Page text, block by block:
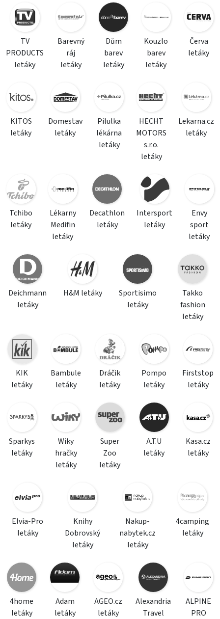
TV
PRODUCTS
letáky
Barevný
ráj
letáky
Dům
barev
letáky
Kouzlo
barev
letáky
Červa
letáky
KITOS
letáky
Domestav
letáky
Pilulka
lékárna
letáky
HECHT
MOTORS
s.r.o.
letáky
Lekarna.cz
letáky
Tchibo
letáky
Lékarny
Medifin
letáky
Decathlon
letáky
Intersport
letáky
Envy
sport
letáky
Deichmann
letáky
H&M letáky
Sportisimo
letáky
Takko
fashion
letáky
KIK
letáky
Bambule
letáky
Dráčik
letáky
Pompo
letáky
Firststop
letáky
Sparkys
letáky
Wiky
hračky
letáky
Super
Zoo
letáky
A.T.U
letáky
Kasa.cz
letáky
Elvia-Pro
letáky
Knihy
Dobrovský
letáky
Nakup-
nabytek.cz
letáky
4camping
letáky
4home
letáky
Adam
letáky
AGEO.cz
letáky
Alexandria
Travel
ALPINE
PRO